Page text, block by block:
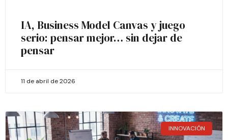
IA, Business Model Canvas y juego
serio: pensar mejor… sin dejar de
pensar
11 de abril de 2026
INNOVACIÓN